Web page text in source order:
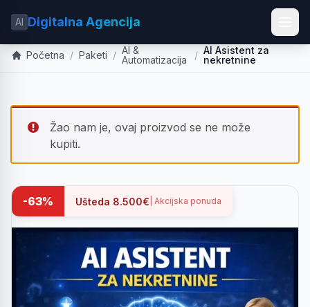
AI Digitalna Agencija
Početna / Paketi / AI &
Automatizacija
/ AI Asistent za
nekretnine
Žao nam je, ovaj proizvod se ne može
kupiti.
-63% Ušteda 8.500€ | Akcijska ponuda